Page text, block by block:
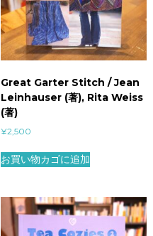
Great Garter Stitch / Jean
Leinhauser (著), Rita Weiss
(著)
¥2,500
お買い物カゴに追加